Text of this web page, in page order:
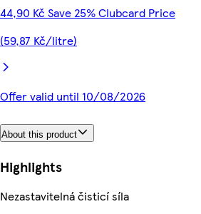
44,90 Kč Save 25% Clubcard Price
(59,87 Kč/litre)
Offer valid until 10/08/2026
About this product
Highlights
Nezastavitelná čisticí síla